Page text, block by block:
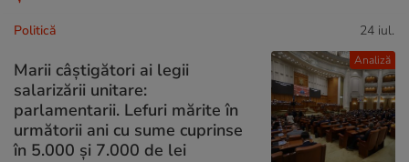
Analiză
Politică 24 iul.
Marii câștigători ai legii
salarizării unitare:
parlamentarii. Lefuri mărite în
următorii ani cu sume cuprinse
în 5.000 și 7.000 de lei